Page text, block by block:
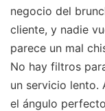
negocio del
cliente, y nadie
parece un mal
No hay filtros
un servicio lento.
el ángulo